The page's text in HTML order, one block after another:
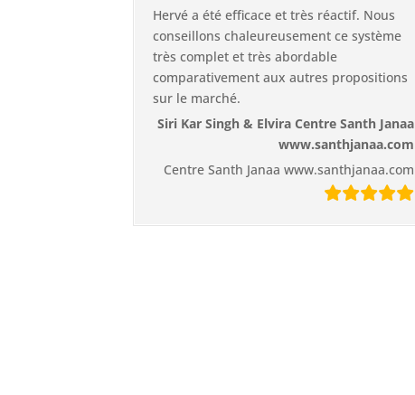
Hervé a été efficace et très réactif. Nous
conseillons chaleureusement ce système
très complet et très abordable
comparativement aux autres propositions
sur le marché.
Siri Kar Singh & Elvira Centre Santh Janaa
www.santhjanaa.com
Centre Santh Janaa www.santhjanaa.com